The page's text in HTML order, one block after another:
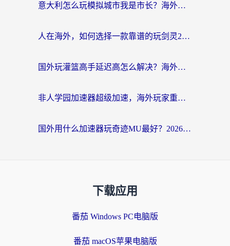
意大利怎么玩模拟城市我是市长？海外党国服游戏加速终极攻略（附三国3量子特攻解决办法）
人在海外，如何选择一款靠谱的玩剑灵2加速器？
国外玩灌篮高手延迟高怎么解决？海外玩家国服游戏加速终极指南
非人学园加速器超级加速，海外玩家重返国服的通行证
国外用什么加速器玩奇迹MU最好？2026海外玩家国服游戏加速全攻略
下载应用
番茄 Windows PC电脑版
番茄 macOS苹果电脑版